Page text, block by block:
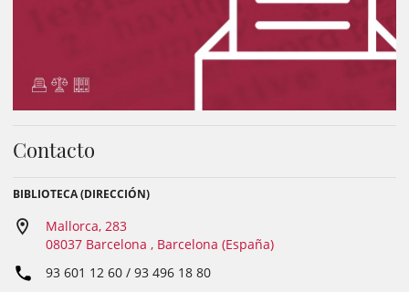
Contacto
BIBLIOTECA (DIRECCIÓN)
Mallorca, 283
08037 Barcelona , Barcelona (España)
93 601 12 60 / 93 496 18 80